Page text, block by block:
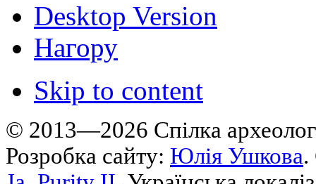
Desktop Version
Нагору
Skip to content
© 2013—2026 Cпілка
Розробка сайту: Юлія Ушкова.